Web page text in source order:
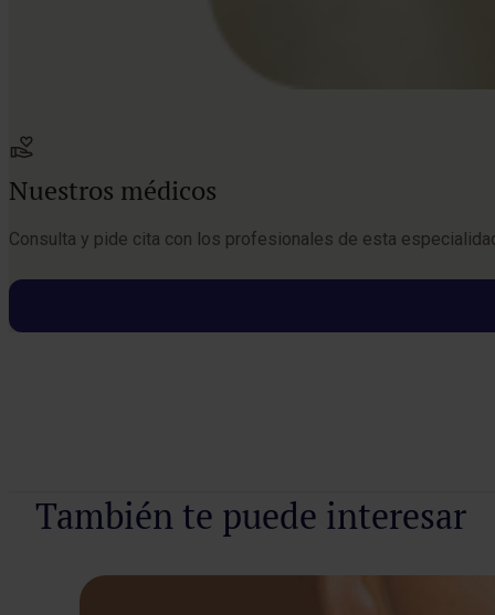
Nuestros médicos
Consulta y pide cita con los profesionales de esta
Pedir cita
También te puede interesar